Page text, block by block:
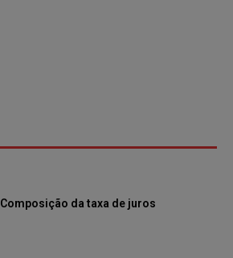
Composição da taxa de juros